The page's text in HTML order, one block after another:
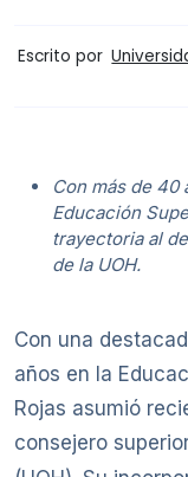
Escrito por
Con más de 40
Educación
trayectoria al
de la UOH.
Con una
años en la
Rojas asumió
consejero